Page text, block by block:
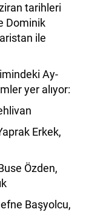
tarihleri
Dominik
ile
Ay-
yer alıyor:
Erkek,
Özden,
Başyolcu,